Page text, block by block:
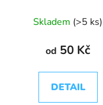
Skladem (>5 ks)
od 50 Kč
DETAIL